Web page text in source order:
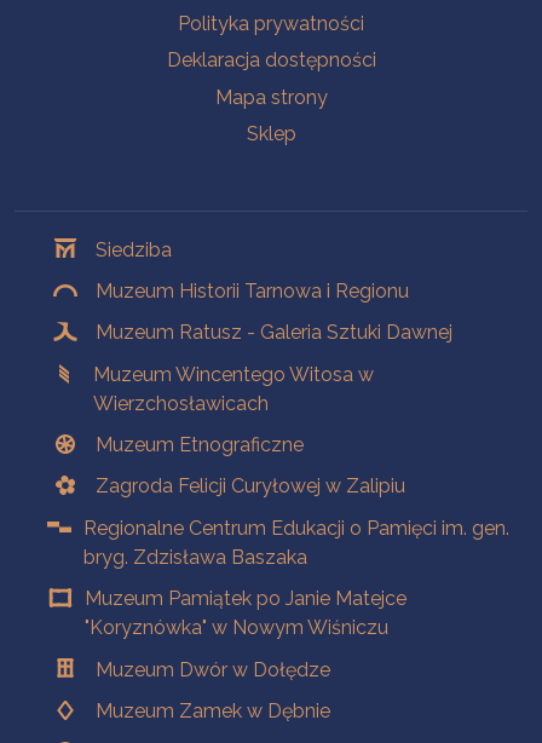
Polityka prywatności
Deklaracja dostępności
Mapa strony
Sklep
Siedziba
Muzeum Historii Tarnowa i Regionu
Muzeum Ratusz - Galeria Sztuki Dawnej
Muzeum Wincentego Witosa w
Wierzchosławicach
Muzeum Etnograficzne
Zagroda Felicji Curyłowej w Zalipiu
Regionalne Centrum Edukacji o Pamięci im. gen.
bryg. Zdzisława Baszaka
Muzeum Pamiątek po Janie Matejce
"Koryznówka" w Nowym Wiśniczu
Muzeum Dwór w Dołędze
Muzeum Zamek w Dębnie